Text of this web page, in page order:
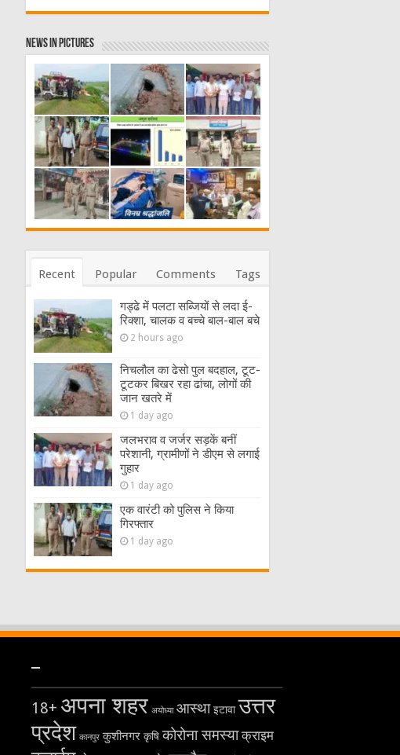
News in Pictures
Recent Popular Comments Tags
गड्ढे में पलटा सब्जियों से लदा ई-
रिक्शा, चालक व बच्चे बाल-बाल बचे
2 hours ago
निचलौल का ढेसो पुल बदहाल, टूट-
टूटकर बिखर रहा ढांचा, लोगों की
जान खतरे में
1 day ago
जलभराव व जर्जर सड़कें बनीं
परेशानी, ग्रामीणों ने डीएम से लगाई
गुहार
1 day ago
एक वारंटी को पुलिस ने किया
गिरफ्तार
1 day ago
–
18+ अपना शहर अयोध्या आस्था इटावा उत्तर
प्रदेश कानपुर कुशीनगर कृषि कोरोना समस्या क्राइम